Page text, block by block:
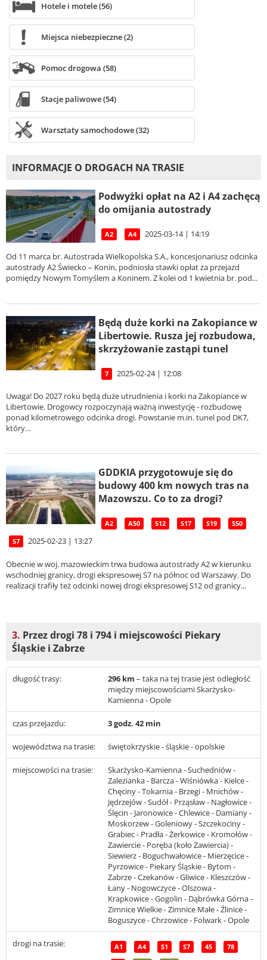
Hotele i motele (56)
Miejsca niebezpieczne (2)
Pomoc drogowa (58)
Stacje paliwowe (54)
Warsztaty samochodowe (32)
INFORMACJE O DROGACH NA TRASIE
Podwyżki opłat na A2 i A4 zachęcą
do omijania autostrady
A2 A4 2025-03-14 | 14:19
Od 11 marca br. Autostrada Wielkopolska S.A., koncesjonariusz odcinka
autostrady A2 Świecko – Konin, podniosła stawki opłat za przejazd
pomiędzy Nowym Tomyślem a Koninem. Z kolei od 1 kwietnia br. pod...
Będą duże korki na Zakopiance w
Libertowie. Rusza jej rozbudowa,
skrzyżowanie zastąpi tunel
7 2025-02-24 | 12:08
Uwaga! Do 2027 roku będą duże utrudnienia i korki na Zakopiance w
Libertowie. Drogowcy rozpoczynają ważną inwestycję - rozbudowę
ponad kilometrowego odcinka drogi. Powstanie m.in. tunel pod DK7,
który...
GDDKIA przygotowuje się do
budowy 400 km nowych tras na
Mazowszu. Co to za drogi?
A2 A50 S12 S17 S19 S50
S7 2025-02-23 | 13:27
Obecnie w woj. mazowieckim trwa budowa autostrady A2 w kierunku
wschodniej granicy, drogi ekspresowej S7 na północ od Warszawy. Do
realizacji trafiły też odcinki nowej drogi ekspresowej S12 od granicy...
3. Przez drogi 78 i 794 i miejscowości Piekary
Śląskie i Zabrze
długość trasy: 296 km – taka na tej trasie jest odległość
między miejscowościami Skarżysko-
Kamienna - Opole
czas przejazdu: 3 godz. 42 min
województwa na trasie: świętokrzyskie - śląskie - opolskie
miejscowości na trasie:
Skarżysko-Kamienna - Suchedniów -
Zalezianka - Barcza - Wiśniówka - Kielce -
Chęciny - Tokarnia - Brzegi - Mnichów -
Jędrzejów - Sudół - Prząsław - Nagłowice -
Ślęcin - Jaronowice - Chlewice - Damiany -
Moskorzew - Goleniowy - Szczekociny -
Grabiec - Pradła - Żerkowice - Kromołów -
Zawiercie - Poręba (koło Zawiercia) -
Siewierz - Boguchwałowice - Mierzęcice -
Pyrzowice - Piekary Śląskie - Bytom -
Zabrze - Czekanów - Gliwice - Kleszczów -
Łany - Nogowczyce - Olszowa -
Krapkowice - Gogolin - Dąbrówka Górna -
Zimnice Wielkie - Zimnice Małe - Źlinice -
Boguszyce - Chrzowice - Folwark - Opole
drogi na trasie: A1 A4 S1 S7 45 78